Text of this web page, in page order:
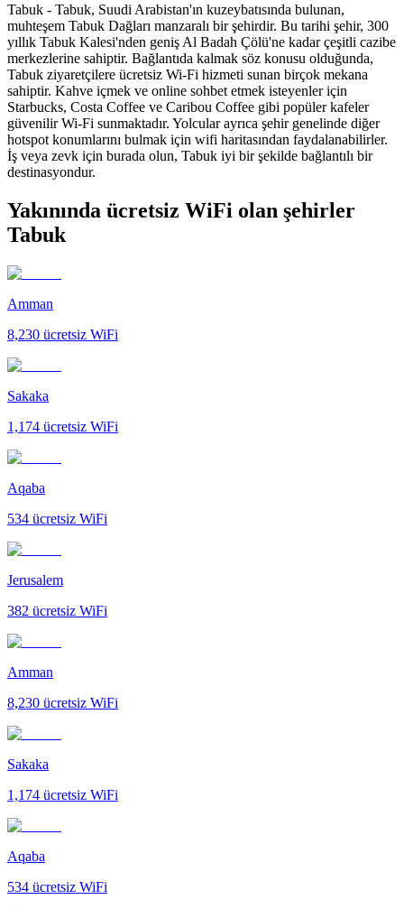
Tabuk - Tabuk, Suudi Arabistan'ın kuzeybatısında bulunan,
muhteşem Tabuk Dağları manzaralı bir şehirdir. Bu tarihi şehir, 300
yıllık Tabuk Kalesi'nden geniş Al Badah Çölü'ne kadar çeşitli cazibe
merkezlerine sahiptir. Bağlantıda kalmak söz konusu olduğunda,
Tabuk ziyaretçilere ücretsiz Wi-Fi hizmeti sunan birçok mekana
sahiptir. Kahve içmek ve online sohbet etmek isteyenler için
Starbucks, Costa Coffee ve Caribou Coffee gibi popüler kafeler
güvenilir Wi-Fi sunmaktadır. Yolcular ayrıca şehir genelinde diğer
hotspot konumlarını bulmak için wifi haritasından faydalanabilirler.
İş veya zevk için burada olun, Tabuk iyi bir şekilde bağlantılı bir
destinasyondur.
Yakınında ücretsiz WiFi olan şehirler
Tabuk
Amman
8,230 ücretsiz WiFi
Sakaka
1,174 ücretsiz WiFi
Aqaba
534 ücretsiz WiFi
Jerusalem
382 ücretsiz WiFi
Amman
8,230 ücretsiz WiFi
Sakaka
1,174 ücretsiz WiFi
Aqaba
534 ücretsiz WiFi